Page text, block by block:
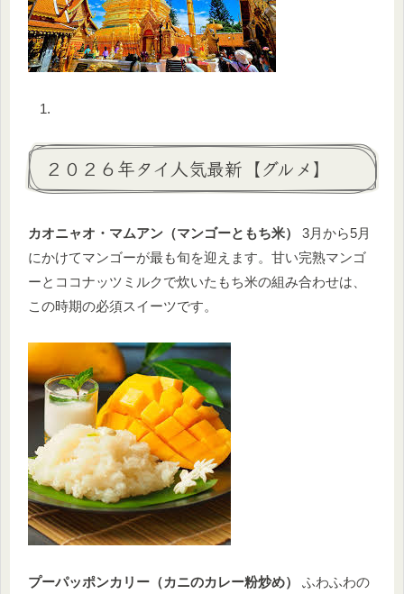
２０２６年タイ人気最新【グルメ】
カオニャオ・マムアン（マンゴーともち米）
3月から5月
にかけてマンゴーが最も旬を迎えます。甘い完熟マンゴ
ーとココナッツミルクで炊いたもち米の組み合わせは、
この時期の必須スイーツです。
プーパッポンカリー（カニのカレー粉炒め）
ふわふわの